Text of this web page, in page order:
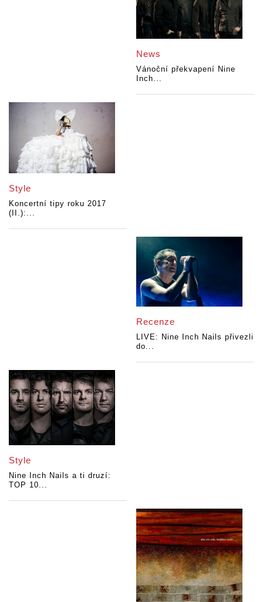
News
Vánoční překvapení Nine
Inch...
Style
Koncertní tipy roku 2017
(II.):...
Recenze
LIVE: Nine Inch Nails přivezli
do...
Style
Nine Inch Nails a ti druzí:
TOP 10...